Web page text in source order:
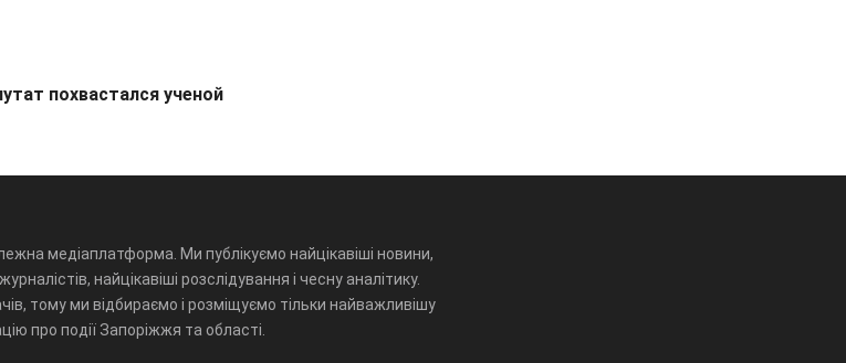
похвастался ученой
медіаплатформа. Ми публікуємо найцікавіші новини,
найцікавіші розслідування і чесну аналітику.
тому ми відбираємо і розміщуємо тільки найважливішу
про події Запоріжжя та області.